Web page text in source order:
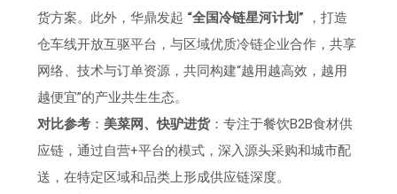
货方案。此外，华鼎发起 “全国冷链星河计划” ，打造
仓车线开放互驱平台，与区域优质冷链企业合作，共享
网络、技术与订单资源，共同构建“越用越高效，越用
越便宜”的产业共生生态。
对比参考 ：美菜网、快驴进货：专注于餐饮B2B食材供
应链，通过自营+平台的模式，深入源头采购和城市配
送，在特定区域和品类上形成供应链深度。